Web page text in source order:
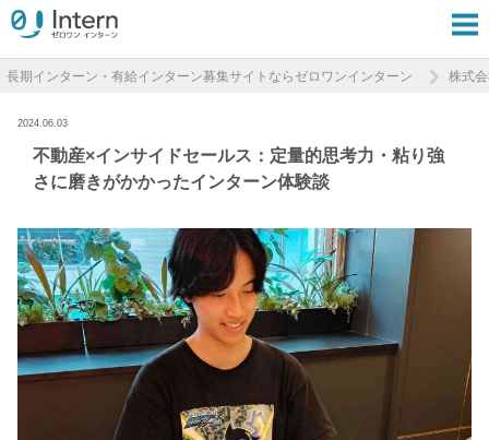
長期インターン・有給インターン募集サイトならゼロワンインターン 株式
2024.06.03
不動産×インサイドセールス：定量的思考力・粘り強
さに磨きがかかったインターン体験談